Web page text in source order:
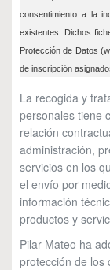
consentimiento a la
existentes. Dichos
Protección de Datos
de inscripción
La recogida y
personales tiene
relación
administración,
servicios en los
el envío por
información
productos y
Pilar Mateo ha
protección de los